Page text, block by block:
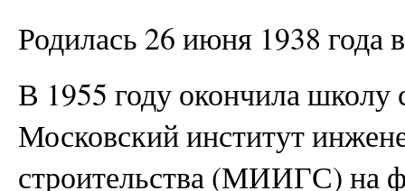
Родилась 26 июня 1938 года
В 1955 году окончила
Московский институт
строительства (МИИГС) на